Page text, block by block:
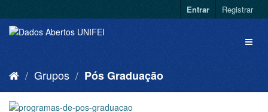
Entrar Registrar
Grupos Pós Graduação